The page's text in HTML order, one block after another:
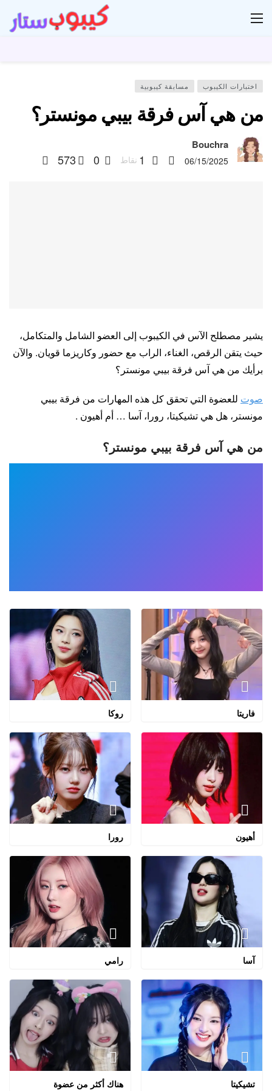
اختبارات الكيبوب مسابقة كيبوبية
من هي آس فرقة بيبي مونستر؟
Bouchra
06/15/2025
1 نقاط 0
573
يشير مصطلح الآس في الكيبوب إلى العضو الشامل والمتكامل،
حيث يتقن الرقص، الغناء، الراب مع حضور وكاريزما قويان. والآن
برأيك من هي آس فرقة بيبي مونستر؟
صوت للعضوة التي تحقق كل هذه المهارات من فرقة بيبي
مونستر، هل هي تشيكيتا، رورا، آسا … أم أهيون .
من هي آس فرقة بيبي مونستر؟
فاريتا روكا
أهيون رورا
آسا رامي
تشيكيتا هناك أكثر من عضوة